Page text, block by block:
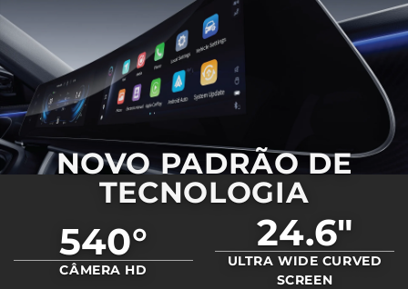
NOVO PADRÃO DE
TECNOLOGIA
540°
CÂMERA HD
24.6"
ULTRA WIDE CURVED
SCREEN